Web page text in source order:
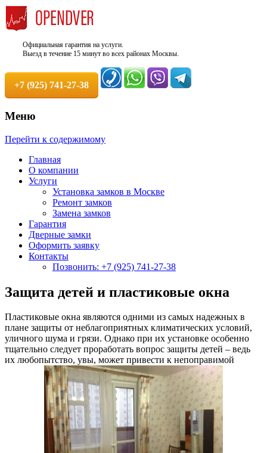
Официальная гарантия на услуги.
Выезд в течение 15 минут во всех районах Москвы.
+7 (925) 741-27-38
Служба вскрытия и ремонта
замков +7 (925) 741-27-38
Круглосуточно. 100% Гарантия!
Меню
Перейти к содержимому
Главная
О компании
Услуги
Установка замков в Москве
Ремонт замков
Замена замков
Гарантия
Дверные замки
Оформить заявку
Контакты
Позвонить: +7 (925) 741-27-38
Защита детей и пластиковые окна
Пластиковые окна являются одними из самых надежных в
плане защиты от неблагоприятных климатических условий,
уличного шума и грязи. Однако при их установке особенно
тщательно следует проработать вопрос защиты детей – ведь
их любопытство, увы, может привести к непоправимой